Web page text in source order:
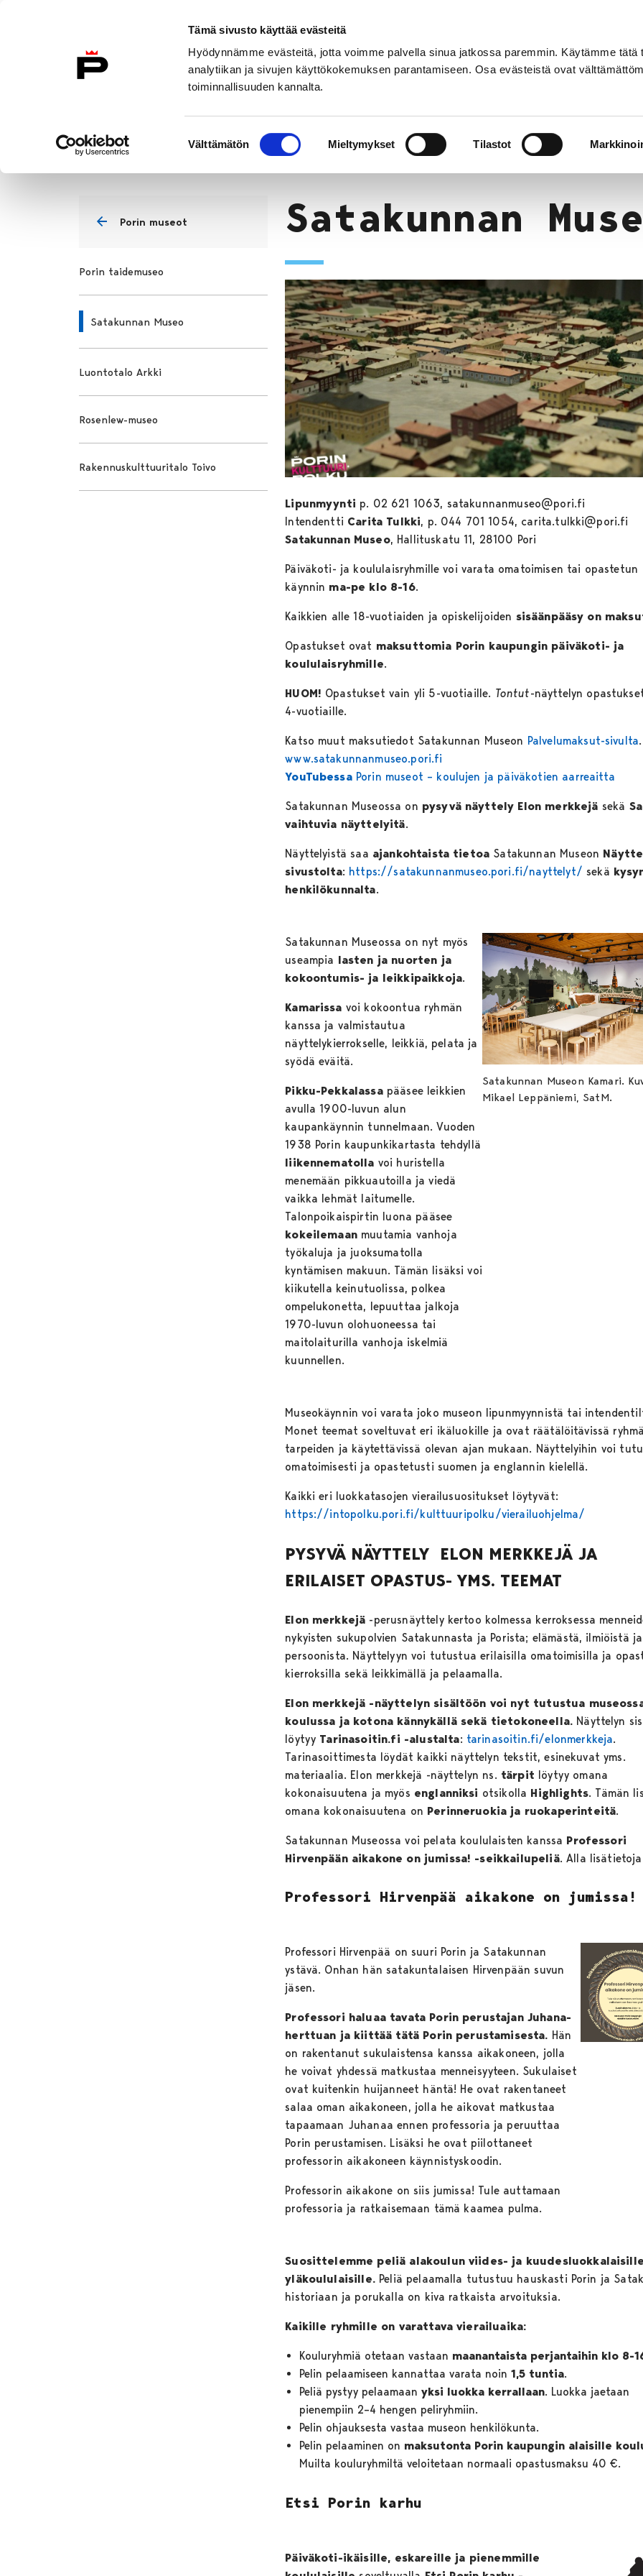
Tämä sivusto käyttää evästeitä
Hyödynnämme evästeitä, jotta voimme palvella sinua jatkossa paremmin. Käytämme tätä
analytiikan ja sivujen käyttökokemuksen parantamiseen. Osa evästeistä ovat
toiminnallisuuden kannalta.
valinta
Välttämätön Mieltymykset Tilastot
Etusivu
Kulttuuripolku Kulttuuripolku-kohteet Porin museot Satakunnan Museo
Porin museot
Porin taidemuseo
Satakunnan Museo
Luontotalo Arkki
Rosenlew-museo
Rakennuskulttuuritalo Toivo
Satakunnan
Lipunmyynti p. 02 621 1063, satakunnanmuseo@pori.fi
Intendentti Carita Tulkki, p. 044 701 1054, carita.tulkki@pori.fi
Satakunnan Museo, Hallituskatu 11, 28100 Pori
Päiväkoti- ja koululaisryhmille voi varata omatoimisen tai opastetun
käynnin ma-pe klo 8-16.
Kaikkien alle 18-vuotiaiden ja opiskelijoiden sisäänpääsy on
Opastukset ovat maksuttomia Porin kaupungin päiväkoti- ja
koululaisryhmille.
HUOM! Opastukset vain yli 5-vuotiaille. Tontut-näyttelyn
4-vuotiaille.
Katso muut maksutiedot Satakunnan Museon Palvelumaksut-sivulta.
www.satakunnanmuseo.pori.fi
YouTubessaPorin museot – koulujen ja päiväkotien aarreaitta
Satakunnan Museossa on pysyvä näyttely Elon merkkejä sekä
vaihtuvia näyttelyitä.
Näyttelyistä saa ajankohtaista tietoa Satakunnan Museon
sivustolta: https://satakunnanmuseo.pori.fi/nayttelyt/ sekä
henkilökunnalta.
Satakunnan Museossa on nyt myös
useampia lasten ja nuorten ja
kokoontumis- ja leikkipaikkoja.
Kamarissa voi kokoontua ryhmän
kanssa ja valmistautua
näyttelykierrokselle, leikkiä, pelata ja
syödä eväitä.
Pikku-Pekkalassapääsee leikkien
avulla 1900-luvun alun
kaupankäynnin tunnelmaan. Vuoden
1938 Porin kaupunkikartasta tehdyllä
liikennematolla voi huristella
menemään pikkuautoilla ja viedä
vaikka lehmät laitumelle.
Talonpoikaispirtin luona pääsee
kokeilemaanmuutamia vanhoja
työkaluja ja juoksumatolla
kyntämisen makuun. Tämän lisäksi voi
kiikutella keinutuolissa, polkea
ompelukonetta, lepuuttaa jalkoja
1970-luvun olohuoneessa tai
maitolaiturilla vanhoja iskelmiä
kuunnellen.
Satakunnan Museon Kamari.
Mikael Leppäniemi, SatM.
Museokäynnin voi varata joko museon lipunmyynnistä tai
Monet teemat soveltuvat eri ikäluokille ja ovat räätälöitävissä
tarpeiden ja käytettävissä olevan ajan mukaan. Näyttelyihin voi
omatoimisesti ja opastetusti suomen ja englannin kielellä.
Kaikki eri luokkatasojen vierailusuositukset löytyvät:
https://intopolku.pori.fi/kulttuuripolku/vierailuohjelma/
PYSYVÄ NÄYTTELY ELON MERKKEJÄ JA
ERILAISET OPASTUS- YMS. TEEMAT
Elon merkkejä -perusnäyttely kertoo kolmessa kerroksessa
nykyisten sukupolvien Satakunnasta ja Porista; elämästä, ilmiöistä ja
persoonista. Näyttelyyn voi tutustua erilaisilla omatoimisilla ja
kierroksilla sekä leikkimällä ja pelaamalla.
Elon merkkejä -näyttelyn sisältöön voi nyt tutustua
koulussa ja kotona kännykällä sekä tietokoneella. Näyttelyn
löytyy Tarinasoitin.fi -alustalta: tarinasoitin.fi/elonmerkkeja.
Tarinasoittimesta löydät kaikki näyttelyn tekstit, esinekuvat yms.
materiaalia. Elon merkkejä -näyttelyn ns. tärpit löytyy omana
kokonaisuutena ja myös englanniksi otsikolla Highlights. Tämän
omana kokonaisuutena on Perinneruokia ja ruokaperinteitä.
Satakunnan Museossa voi pelata koululaisten kanssa Professori
Hirvenpään aikakone on jumissa! -seikkailupeliä. Alla
Professori Hirvenpää aikakone on jumissa!
Professori Hirvenpää on suuri Porin ja Satakunnan
ystävä. Onhan hän satakuntalaisen Hirvenpään suvun
jäsen.
Professori haluaa tavata Porin perustajan Juhana-
herttuan ja kiittää tätä Porin perustamisesta. Hän
on rakentanut sukulaistensa kanssa aikakoneen, jolla
he voivat yhdessä matkustaa menneisyyteen. Sukulaiset
ovat kuitenkin huijanneet häntä! He ovat rakentaneet
salaa oman aikakoneen, jolla he aikovat matkustaa
tapaamaan Juhanaa ennen professoria ja peruuttaa
Porin perustamisen. Lisäksi he ovat piilottaneet
professorin aikakoneen käynnistyskoodin.
Professorin aikakone on siis jumissa! Tule auttamaan
professoria ja ratkaisemaan tämä kaamea pulma.
Suosittelemme peliä alakoulun viides- ja
yläkoululaisille.Peliä pelaamalla tutustuu hauskasti Porin ja
historiaan ja porukalla on kiva ratkaista arvoituksia.
Kaikille ryhmille on varattava vierailuaika:
Kouluryhmiä otetaan vastaan maanantaista perjantaihin klo 8-
Pelin pelaamiseen kannattaa varata noin1,5 tuntia.
Peliä pystyy pelaamaanyksi luokka kerrallaan. Luokka jaetaan
pienempiin 2–4 hengen peliryhmiin.
Pelin ohjauksesta vastaa museon henkilökunta.
Pelin pelaaminen on maksutonta Porin kaupungin alaisille
Muilta kouluryhmiltä veloitetaan normaali opastusmaksu 40 €.
Etsi Porin karhu
Päiväkoti-ikäisille, eskareille ja pienemmille